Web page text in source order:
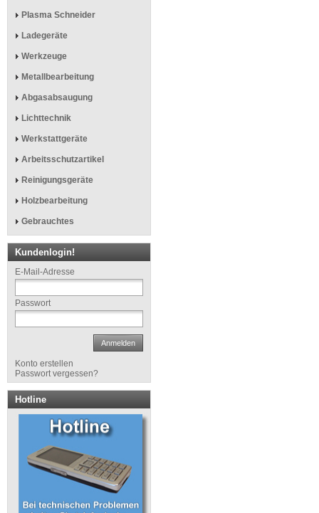
Plasma Schneider
Ladegeräte
Werkzeuge
Metallbearbeitung
Abgasabsaugung
Lichttechnik
Werkstattgeräte
Arbeitsschutzartikel
Reinigungsgeräte
Holzbearbeitung
Gebrauchtes
Kundenlogin!
E-Mail-Adresse
Passwort
Anmelden
Konto erstellen
Passwort vergessen?
Hotline